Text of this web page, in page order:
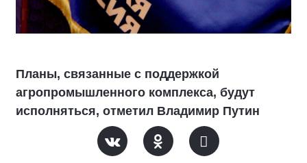
Планы, связанные с поддержкой
агропромышленного комплекса, будут
исполняться, отметил Владимир Путин